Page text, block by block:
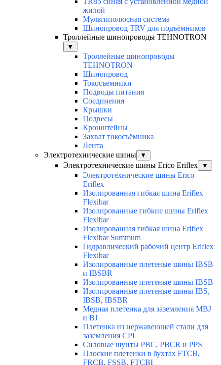
жилой
Мультиполюсная система
Шинопровод TRV для подъёмников
Троллейные шинопроводы TEHNOTRON
▼
Троллейные шинопроводы
TEHNOTRON
Шинопровод
Токосъемники
Подводы питания
Соединения
Крышки
Подвесы
Кронштейны
Захват токосъёмника
Лента
Электротехнические шины
▼
Электротехнические шины Erico Eriflex ▼
Электротехнические шины Erico
Eriflex
Изолированная гибкая шина Eriflex
Flexibar
Изолированные гибкие шины Eriflex
Flexibar
Изолированная гибкая шина Eriflex
Flexibar Summum
Гидравлический рабочий центр Eriflex
Flexibar
Изолированные плетеные шины IBSB
и IBSBR
Изолированные плетеные шины IBSB
Изолированные плетеные шины IBS,
IBSB, IBSBR
Медная плетенка для заземления MBJ
и BJ
Плетенка из нержавеющей стали для
заземления CPI
Силовые шунты PBC, PBCR и PPS
Плоские плетенки в бухтах FTCB,
FRCB, FSSB, FTCBI